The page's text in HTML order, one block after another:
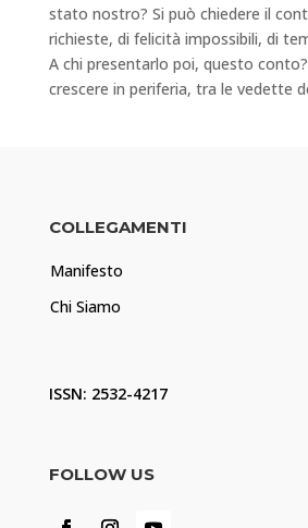
stato nostro? Si può chiedere il
richieste, di felicità impossibili, di
A chi presentarlo poi, questo
crescere in periferia, tra le vedette
COLLEGAMENTI
Manifesto
Chi Siamo
ISSN: 2532-4217
FOLLOW US